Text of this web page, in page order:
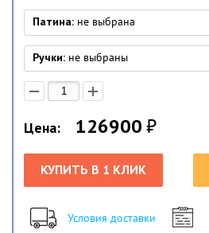
Патина: не выбрана
Ручки: не выбраны
Цена: 126900₽
КУПИТЬ В 1 КЛИК
Условия доставки